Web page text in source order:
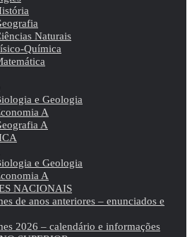
Naturais
Química
e Geologia
A
A
e Geologia
A
NACIONAIS
de anos anteriores – enunciados e
2026 – calendário e informações